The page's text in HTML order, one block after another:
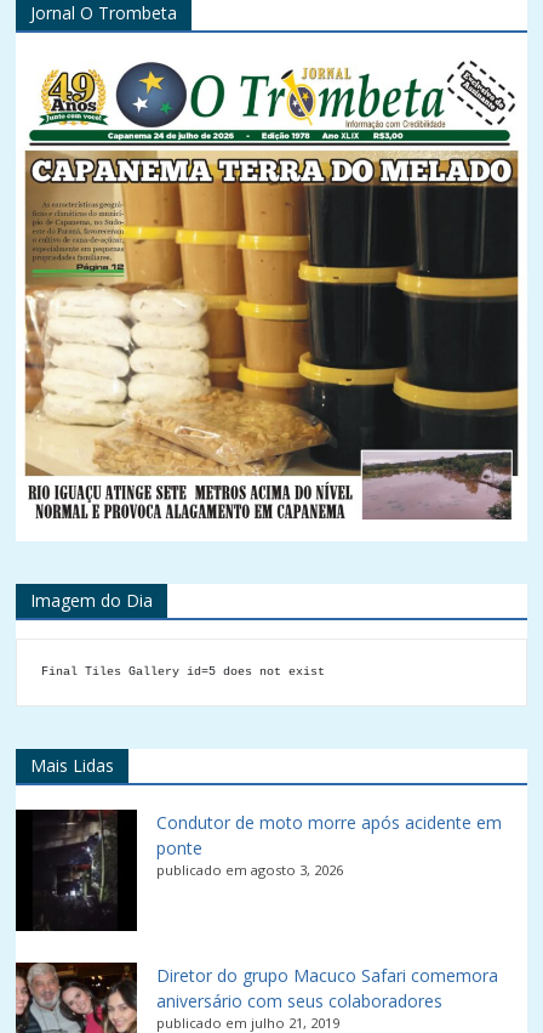
Jornal O Trombeta
Imagem do Dia
Final Tiles Gallery id=5 does not exist
Mais Lidas
Condutor de moto morre após acidente em
ponte
publicado em agosto 3, 2026
Diretor do grupo Macuco Safari comemora
aniversário com seus colaboradores
publicado em julho 21, 2019